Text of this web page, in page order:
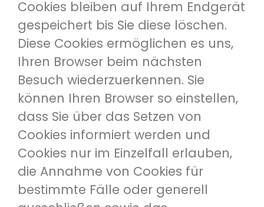
Cookies bleiben auf Ihrem Endgerät
gespeichert bis Sie diese löschen.
Diese Cookies ermöglichen es uns,
Ihren Browser beim nächsten
Besuch wiederzuerkennen. Sie
können Ihren Browser so einstellen,
dass Sie über das Setzen von
Cookies informiert werden und
Cookies nur im Einzelfall erlauben,
die Annahme von Cookies für
bestimmte Fälle oder generell